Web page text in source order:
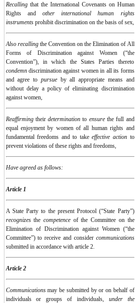
Recalling that the International Covenants on Human
Rights and other international human rights
instrumentsprohibit discrimination on the basis of sex,
Also recalling the Convention on the Elimination of All
Forms of Discrimination against Women (“the
Convention”), in which the States Parties thereto
condemndiscrimination against women in all its forms
and agree to pursueby all appropriate means and
without delay a policy of eliminating discrimination
against women,
Reaffirming theirdetermination to ensurethe full and
equal enjoyment by women of all human rights and
fundamental freedoms and to takeeffective actionto
prevent violations of these rights and freedoms,
Have agreed as follows:
Article 1
A State Party to the present Protocol (“State Party”)
recognizesthe competenceof the Committee on the
Elimination of Discrimination against Women (“the
Committee”) to receive and consider communications
submitted in accordance with article 2.
Article 2
Communicationsmay be submitted by or on behalf of
individuals or groups of individuals, under the